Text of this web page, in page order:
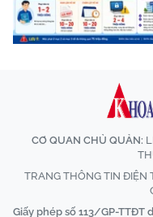
CƠ QUAN CHỦ QUẢN:
TRANG THÔNG TIN ĐIỆN
Giấy phép số 113/GP-TTĐT